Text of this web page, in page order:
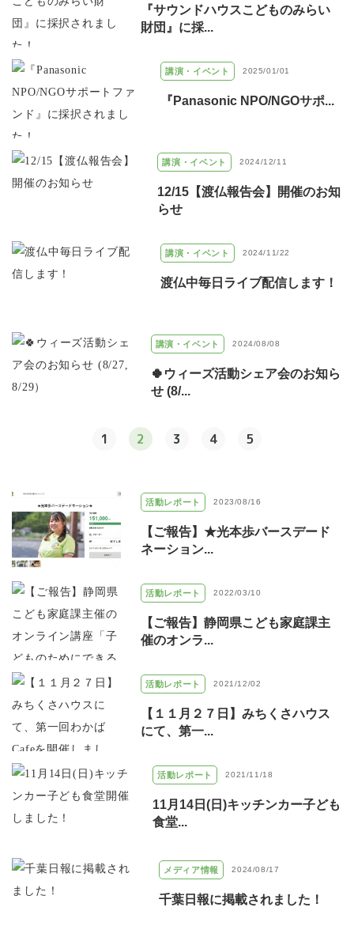
『サウンドハウスこどものみらい
財団』に採...
講演・イベント 2025/01/01
『Panasonic NPO/NGOサポ...
講演・イベント 2024/12/11
12/15【渡仏報告会】開催のお知
らせ
講演・イベント 2024/11/22
渡仏中毎日ライブ配信します！
講演・イベント 2024/08/08
🍀ウィーズ活動シェア会のお知ら
せ (8/...
1 2 3 4 5
活動レポート 2023/08/16
【ご報告】★光本歩バースデード
ネーション...
活動レポート 2022/03/10
【ご報告】静岡県こども家庭課主
催のオンラ...
活動レポート 2021/12/02
【１１月２７日】みちくさハウス
にて、第一...
活動レポート 2021/11/18
11月14日(日)キッチンカー子ども
食堂...
メディア情報 2024/08/17
千葉日報に掲載されました！